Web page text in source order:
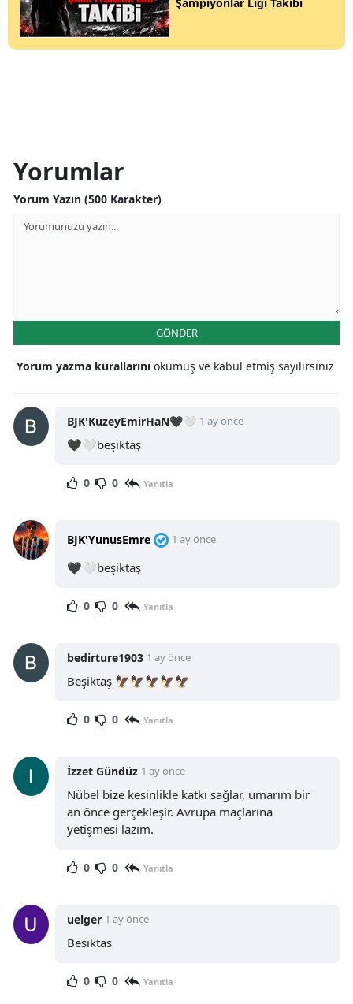
Şampiyonlar Ligi Takibi
Yorumlar
Yorum Yazın (500 Karakter)
GÖNDER
Yorum yazma kurallarını okumuş ve kabul etmiş sayılırsınız
BJK'KuzeyEmirHaN🖤🤍 1 ay önce
🖤🤍beşiktaş
0 0 Yanıtla
BJK'YunusEmre 1 ay önce
🖤🤍beşiktaş
0 0 Yanıtla
bedirture1903 1 ay önce
Beşiktaş 🦅🦅🦅🦅🦅
0 0 Yanıtla
İzzet Gündüz 1 ay önce
Nübel bize kesinlikle katkı sağlar, umarım bir
an önce gerçekleşir. Avrupa maçlarına
yetişmesi lazım.
0 0 Yanıtla
uelger 1 ay önce
Besiktas
0 0 Yanıtla